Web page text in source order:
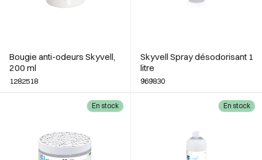
Bougie anti-odeurs Skyvell,
200 ml
1282518
Skyvell Spray désodorisant 1
litre
969830
En stock En stock